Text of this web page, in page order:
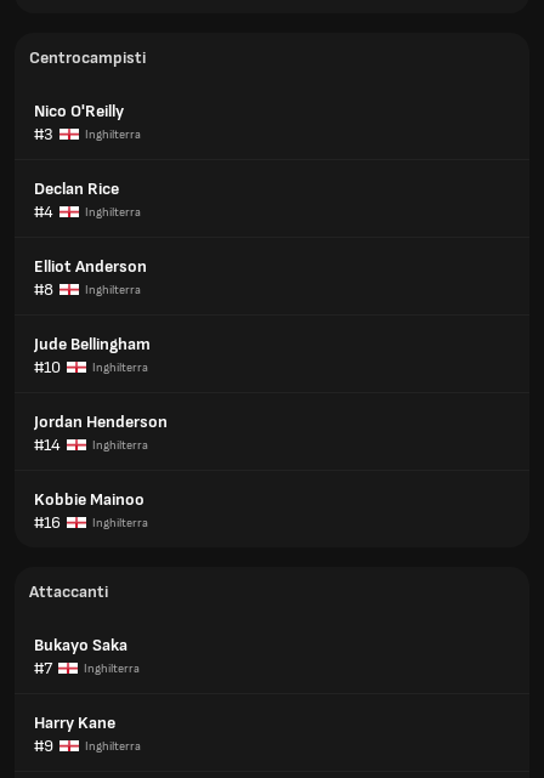
Centrocampisti
Nico O'Reilly
#3
Inghilterra
Declan Rice
#4
Inghilterra
Elliot Anderson
#8
Inghilterra
Jude Bellingham
#10
Inghilterra
Jordan Henderson
#14
Inghilterra
Kobbie Mainoo
#16
Inghilterra
Attaccanti
Bukayo Saka
#7
Inghilterra
Harry Kane
#9
Inghilterra